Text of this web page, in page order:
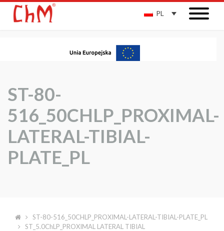
PL
ST-80-
516_50CHLP_PROXIMAL-
LATERAL-TIBIAL-
PLATE_PL
ST-80-516_50CHLP_PROXIMAL-LATERAL-TIBIAL-PLATE_PL
ST_5.0ChLP_PROXIMAL LATERAL TIBIAL